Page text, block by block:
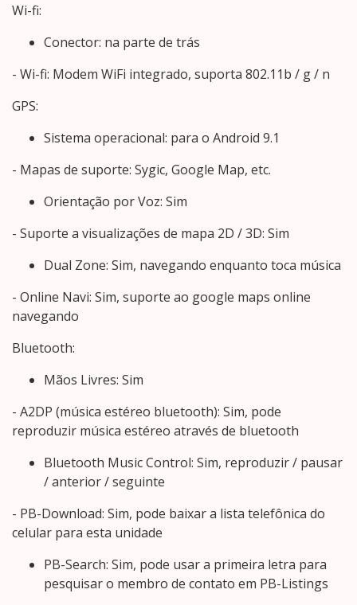
Wi-fi:
Conector: na parte de trás
- Wi-fi: Modem WiFi integrado, suporta 802.11b / g / n
GPS:
Sistema operacional: para o Android 9.1
- Mapas de suporte: Sygic, Google Map, etc.
Orientação por Voz: Sim
- Suporte a visualizações de mapa 2D / 3D: Sim
Dual Zone: Sim, navegando enquanto toca música
- Online Navi: Sim, suporte ao google maps online
navegando
Bluetooth:
Mãos Livres: Sim
- A2DP (música estéreo bluetooth): Sim, pode
reproduzir música estéreo através de bluetooth
Bluetooth Music Control: Sim, reproduzir / pausar
/ anterior / seguinte
- PB-Download: Sim, pode baixar a lista telefônica do
celular para esta unidade
PB-Search: Sim, pode usar a primeira letra para
pesquisar o membro de contato em PB-Listings